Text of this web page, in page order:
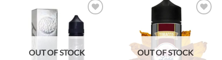
Add to
wishlist
OUT OF STOCK OUT OF STOCK